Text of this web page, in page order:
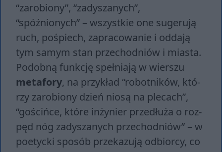
“zarobiony”, “zadyszanych”,
“spóźnionych” – wszystkie one sugerują
ruch, pośpiech, zapracowanie i oddają
tym samym stan przechodniów i miasta.
Podobną funkcję spełniają w wierszu
metafory, na przykład “ro­bot­ni­ków, któ­
rzy za­ro­bio­ny dzień nio­są na ple­cach”,
“go­ściń­ce, któ­re in­ży­nier prze­dłu­ża o roz­
pęd nóg za­dy­sza­nych prze­chod­niów” – w
poetycki sposób przekazują odbiorcy, co